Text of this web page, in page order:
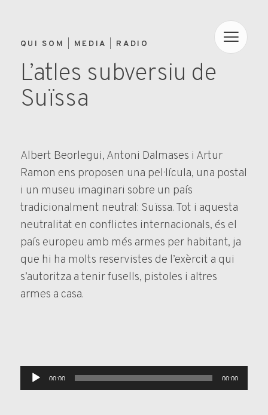
QUI SOM MEDIA RADIO
L’atles subversiu de
Suïssa
Albert Beorlegui, Antoni Dalmases i Artur
Ramon ens proposen una pel·lícula, una postal
i un museu imaginari sobre un país
tradicionalment neutral: Suïssa. Tot i aquesta
neutralitat en conflictes internacionals, és el
país europeu amb més armes per habitant, ja
que hi ha molts reservistes de l’exèrcit a qui
s’autoritza a tenir fusells, pistoles i altres
armes a casa.
Reproductor
d'àudio
00:00 00:00